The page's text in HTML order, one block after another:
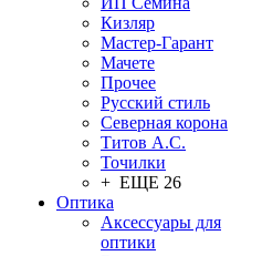
Кизляр
Мастер-Гарант
Мачете
Прочее
Русский стиль
Северная корона
Титов А.С.
Точилки
+ ЕЩЕ 26
Оптика
Аксессуары для
оптики